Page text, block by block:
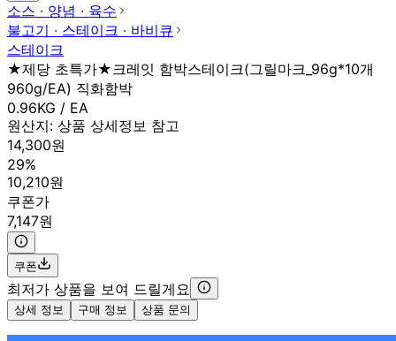
소스 ∙ 양념 ∙ 육수
불고기 ∙ 스테이크 ∙ 바비큐
스테이크
★제당 초특가★크레잇 함박스테이크(그릴마크_96g*10개
960g/EA) 직화함박
0.96KG / EA
원산지: 상품 상세정보 참고
14,300원
29%
10,210원
쿠폰가
7,147원
쿠폰
최저가 상품을 보여 드릴게요
상세 정보 구매 정보 상품 문의